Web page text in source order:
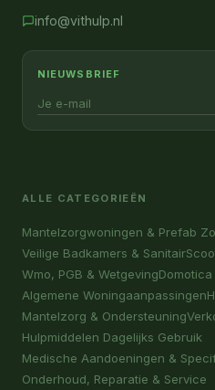
info@vithulp.nl
NIEUWSBRIEF
ALLE CATEGORIEËN
Mantelzorgwoningen & Prefab
Veilige Badkamers & Sanitair
Wmo, PGB & Wetgeving
Algemene Woningaanpassingen
Mantelzorg & Ondersteuning
Hulpmiddelen Dagelijks Gebruik
Medische Aandoeningen &
Onderhoud, Reparatie & Service